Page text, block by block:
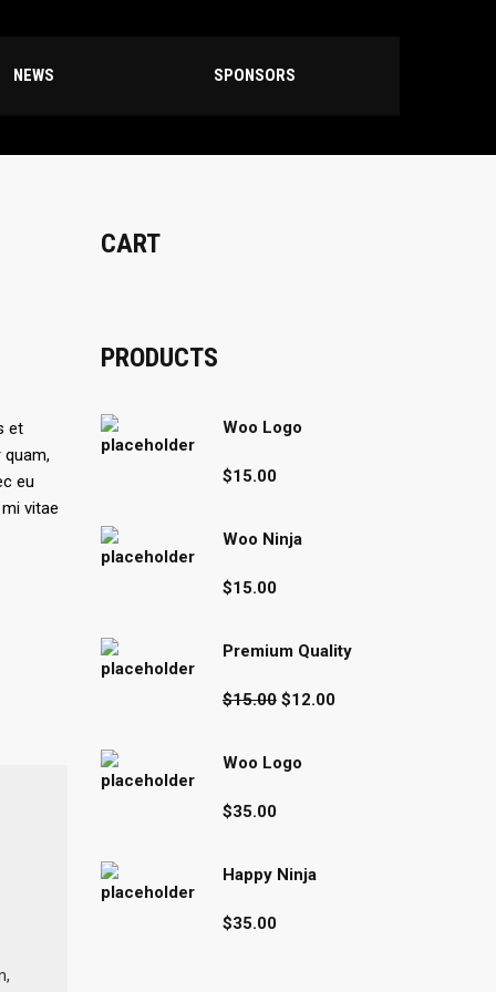
NEWS SPONSORS
et
eu
vitae
CART
PRODUCTS
Woo Logo
$15.00
Woo Ninja
$15.00
Premium Quality
$15.00
Original
price
$15.00.
$12.00
Woo Logo
$35.00
Happy Ninja
$35.00